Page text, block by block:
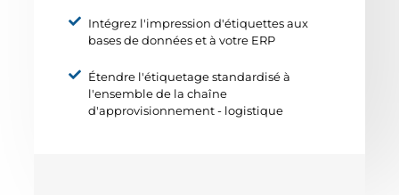
Intégrez l'impression d'étiquettes aux
bases de données et à votre ERP
Étendre l'étiquetage standardisé à
l'ensemble de la chaîne
d'approvisionnement - logistique